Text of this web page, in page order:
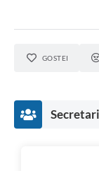
GOSTEI